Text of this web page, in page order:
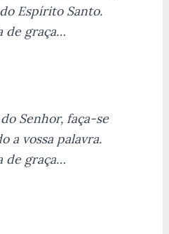
Espírito Santo.
de graça…
Senhor, faça-se
a vossa palavra.
de graça…